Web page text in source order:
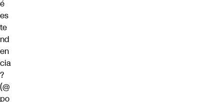
é
es
te
nd
en
cia
?
(@
po